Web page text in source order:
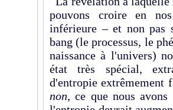
pouvons croire en
inférieure – et non pas
bang (le processus, le
naissance à l'univers)
état très spécial,
d'entropie extrêmement
non, ce que nous